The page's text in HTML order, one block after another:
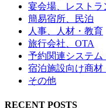
宴会場、レストラ
簡易宿所、民泊
人事、人材・教育
旅行会社、OTA
予約関連システム
宿泊施設向け商材
その他
RECENT POSTS